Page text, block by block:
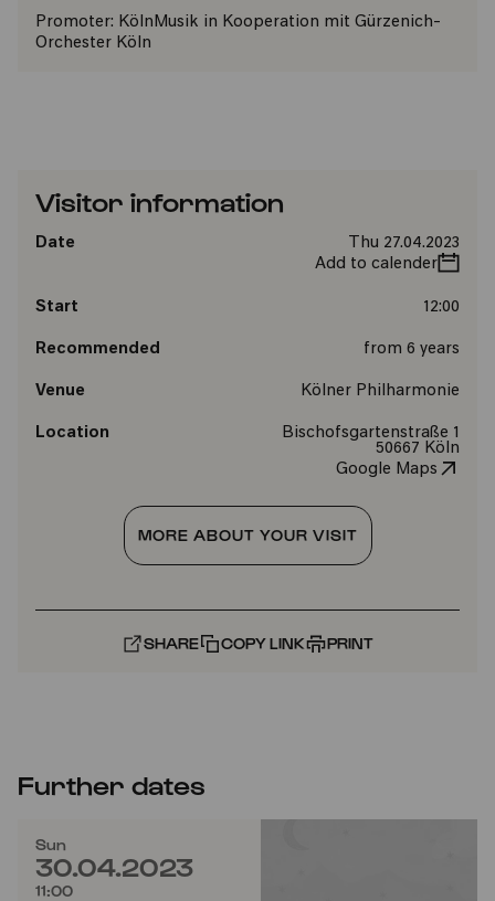
Promoter: KölnMusik in Kooperation mit Gürzenich-
Orchester Köln
Visitor information
Date
Thu 27.04.2023
Add to calender
Start 12:00
Recommended from 6 years
Venue Kölner Philharmonie
Location
Bischofsgartenstraße 1
50667 Köln
Google Maps
MORE ABOUT YOUR VISIT
SHARE COPY LINK PRINT
Further dates
Sun
30.04.2023
11:00